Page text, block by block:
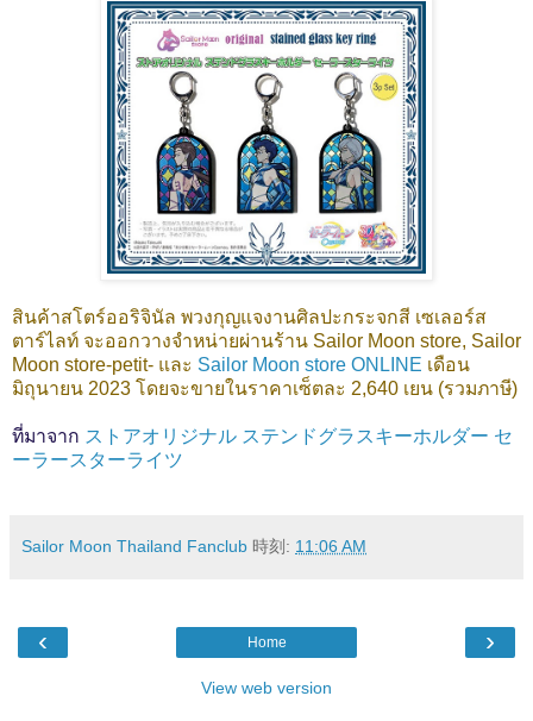
สินค้าสโตร์ออริจินัล พวงกุญแจงานศิลปะกระจกสี เซเลอร์ส
ตาร์ไลท์ จะออกวางจำหน่ายผ่านร้าน Sailor Moon store, Sailor
Moon store-petit- และ Sailor Moon store ONLINE เดือน
มิถุนายน 2023 โดยจะขายในราคาเซ็ตละ 2,640 เยน (รวมภาษี)
ที่มาจาก ストアオリジナル ステンドグラスキーホルダー セ
ーラースターライツ
Sailor Moon Thailand Fanclub 時刻: 11:06 AM
‹ ›
Home
View web version